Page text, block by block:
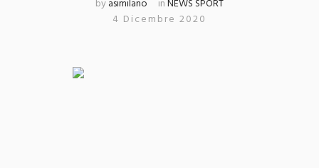
byasimilano inNEWS SPORT
4 Dicembre 2020